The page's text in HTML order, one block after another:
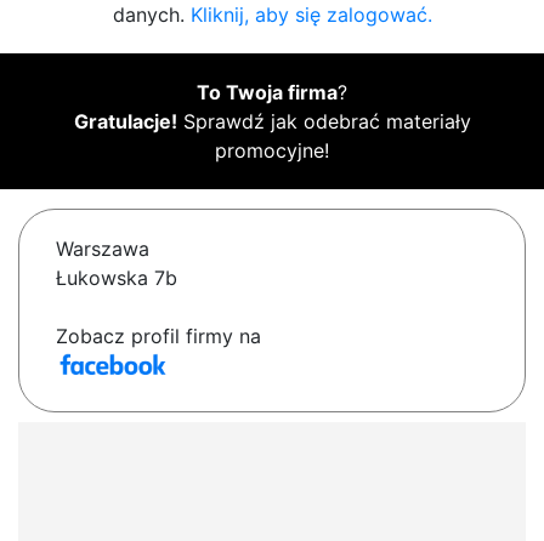
danych. Kliknij, aby się zalogować.
To Twoja firma?
Gratulacje! Sprawdź jak odebrać materiały
promocyjne!
Warszawa
Łukowska 7b
Zobacz profil firmy na